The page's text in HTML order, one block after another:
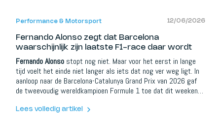
Performance & Motorsport 12/06/2026
Fernando Alonso zegt dat Barcelona
waarschijnlijk zijn laatste F1-race daar wordt
Fernando Alonso stopt nog niet. Maar voor het eerst in lange
tijd voelt het einde niet langer als iets dat nog ver weg ligt. In
aanloop naar de Barcelona-Catalunya Grand Prix van 2026 gaf
de tweevoudig wereldkampioen Formule 1 toe dat dit weekend
Catalunya wordt.
Lees volledig artikel